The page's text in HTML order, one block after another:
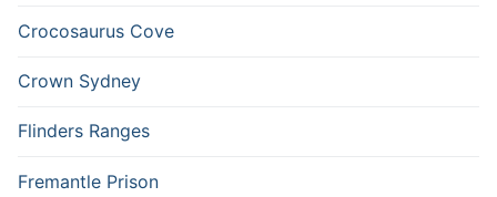
Crocosaurus Cove
Crown Sydney
Flinders Ranges
Fremantle Prison